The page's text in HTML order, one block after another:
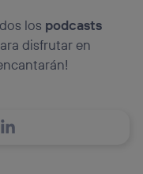
los podcasts
disfrutar en